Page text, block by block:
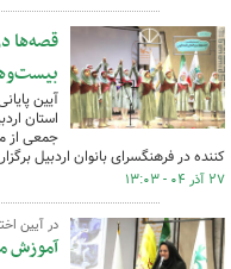
قصه‌ها
آیین
جمعی از
کننده در فرهنگسرای بانوان اردبیل
۲۷ آذر ۰۴ - ۱۳:۰۳
در آیین
آموزش